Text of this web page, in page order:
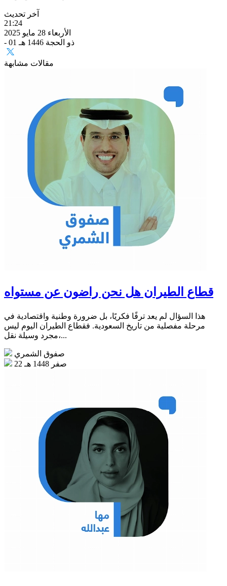
آخر تحديث
21:24
الأربعاء 28 مايو 2025
- 01 ذو الحجة 1446 هـ
مقالات مشابهة
قطاع الطيران هل نحن راضون عن مستواه
هذا السؤال لم يعد ترفًا فكريًا، بل ضرورة وطنية واقتصادية في
مرحلة مفصلية من تاريخ السعودية. فقطاع الطيران اليوم ليس
مجرد وسيلة نقل،...
صفوق الشمري
22 صفر 1448 هـ